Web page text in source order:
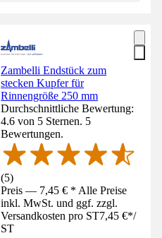
Zambelli Endstück zum
stecken Kupfer für
Rinnengröße 250 mm
Durchschnittliche Bewertung:
4.6 von 5 Sternen. 5
Bewertungen.
(5)
Preis — 7,45 € * Alle Preise
inkl. MwSt. und ggf. zzgl.
Versandkosten pro ST7,45 €*/
ST